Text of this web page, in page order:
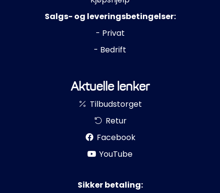
Salgs- og leveringsbetingelser:
- Privat
- Bedrift
Aktuelle lenker
Tilbudstorget
Retur
Facebook
YouTube
Sikker betaling: